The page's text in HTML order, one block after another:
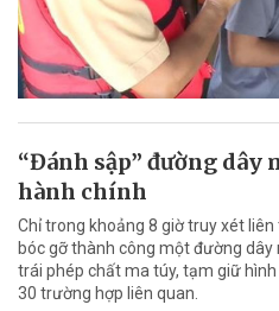
“Đánh sập” đường dây
hành chính
Chỉ trong khoảng 8 giờ truy xét
bóc gỡ thành công một đường
trái phép chất ma túy, tạm giữ
30 trường hợp liên quan.